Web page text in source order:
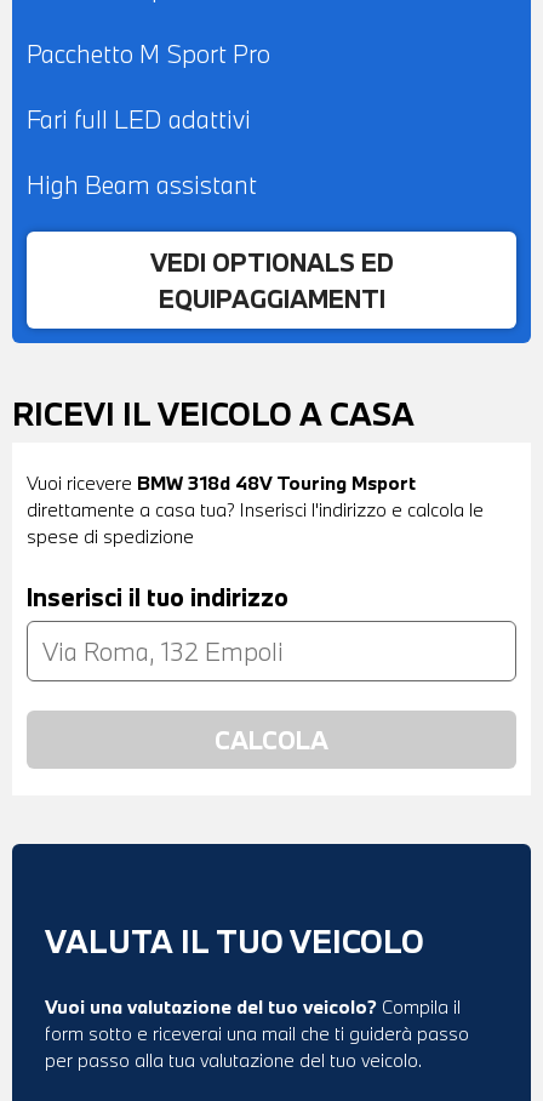
Pacchetto M Sport Pro
Fari full LED adattivi
High Beam assistant
VEDI OPTIONALS ED
EQUIPAGGIAMENTI
RICEVI IL VEICOLO A CASA
Vuoi ricevere BMW 318d 48V Touring Msport
direttamente a casa tua? Inserisci l'indirizzo e calcola le
spese di spedizione
Inserisci il tuo indirizzo
VALUTA IL TUO VEICOLO
Vuoi una valutazione del tuo veicolo? Compila il
form sotto e riceverai una mail che ti guiderà passo
per passo alla tua valutazione del tuo veicolo.